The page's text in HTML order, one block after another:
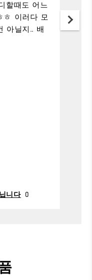
할때도 어느
ㅎ 이러다 모
아닐지.. 배
니다 0